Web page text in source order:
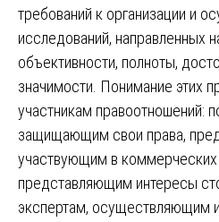
требований к организации и
исследований, направленных
объективности, полноты,
значимости. Понимание этих
участникам правоотношений:
защищающим свои права,
участвующим в
представляющим интересы
экспертам, осуществляющим